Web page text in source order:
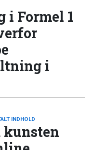
i Formel 1
i
INDHOLD
kunsten